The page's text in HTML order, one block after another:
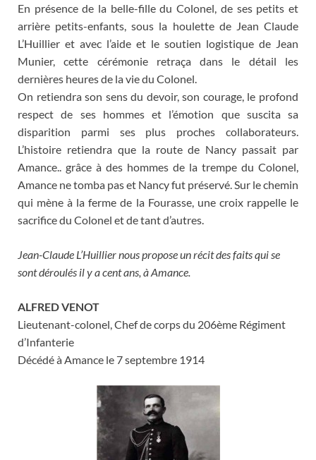
En présence de la belle-fille du Colonel, de ses petits et
arrière petits-enfants, sous la houlette de Jean Claude
L’Huillier et avec l’aide et le soutien logistique de Jean
Munier, cette cérémonie retraça dans le détail les
dernières heures de la vie du Colonel.
On retiendra son sens du devoir, son courage, le profond
respect de ses hommes et l’émotion que suscita sa
disparition parmi ses plus proches collaborateurs.
L’histoire retiendra que la route de Nancy passait par
Amance.. grâce à des hommes de la trempe du Colonel,
Amance ne tomba pas et Nancy fut préservé. Sur le chemin
qui mène à la ferme de la Fourasse, une croix rappelle le
sacrifice du Colonel et de tant d’autres.
Jean-Claude L’Huillier nous propose un récit des faits qui se
sont déroulés il y a cent ans, à Amance.
ALFRED VENOT
Lieutenant-colonel, Chef de corps du 206ème Régiment
d’Infanterie
Décédé à Amance le 7 septembre 1914